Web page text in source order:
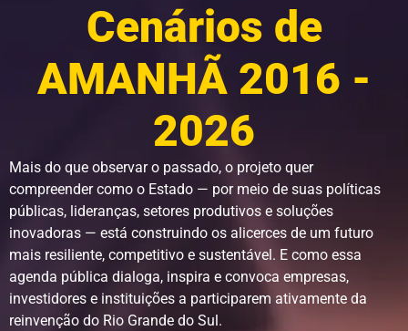
Cenários de
AMANHÃ 2016 -
2026
Mais do que observar o passado, o projeto quer
compreender como o Estado — por meio de suas políticas
públicas, lideranças, setores produtivos e soluções
inovadoras — está construindo os alicerces de um futuro
mais resiliente, competitivo e sustentável. E como essa
agenda pública dialoga, inspira e convoca empresas,
investidores e instituições a participarem ativamente da
reinvenção do Rio Grande do Sul.